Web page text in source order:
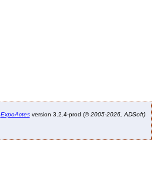
ExpoActesversion 3.2.4-prod (©2005-2026, ADSoft)